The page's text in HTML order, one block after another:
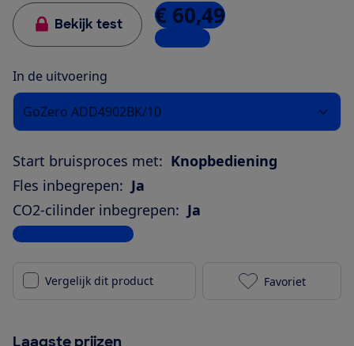
Bekijk test € 60,49
2 winkels
In de uitvoering
GoZero ADD4902BK/10
Start bruisproces met: Knopbediening
Fles inbegrepen: Ja
CO2-cilinder inbegrepen: Ja
Bekijk alle specificaties
Vergelijk dit product Philips
Favoriet